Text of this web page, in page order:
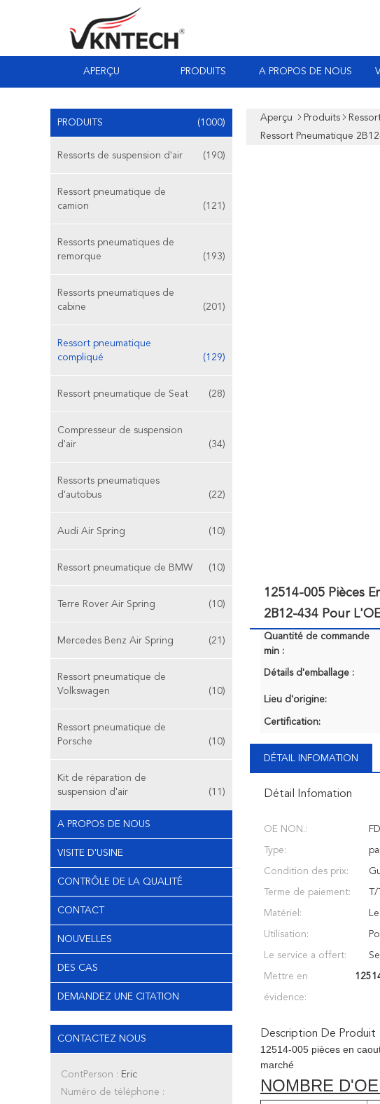
APERÇU PRODUITS A PROPOS DE NOUS
PRODUITS (1000)
Ressorts de suspension d'air (190)
Ressort pneumatique de
camion
(121)
Ressorts pneumatiques de
remorque
(193)
Ressorts pneumatiques de
cabine
(201)
Ressort pneumatique
compliqué
(129)
Ressort pneumatique de Seat (28)
Compresseur de suspension
d'air
(34)
Ressorts pneumatiques
d'autobus
(22)
Audi Air Spring (10)
Ressort pneumatique de BMW (10)
Terre Rover Air Spring (10)
Mercedes Benz Air Spring (21)
Ressort pneumatique de
Volkswagen
(10)
Ressort pneumatique de
Porsche
(10)
Kit de réparation de
suspension d'air
(11)
A PROPOS DE NOUS
VISITE D'USINE
CONTRÔLE DE LA QUALITÉ
CONTACT
NOUVELLES
DES CAS
DEMANDEZ UNE CITATION
CONTACTEZ NOUS
ContPerson : Eric
Numéro de téléphone :
Aperçu Produits
Ressort Pneumatique
12514-005 Pièces
2B12-434 Pour
Quantité de commande
min :
Détails d'emballage :
Lieu d'origine:
Certification:
DÉTAIL INFOMATION
Détail Infomation
OE NON.:
Type:
Condition des prix:
Terme de paiement: T/T
Matériel:
Utilisation:
Le service a offert:
Mettre en
évidence:
Description De Produit
12514-005 pièces en
marché
NOMBRE